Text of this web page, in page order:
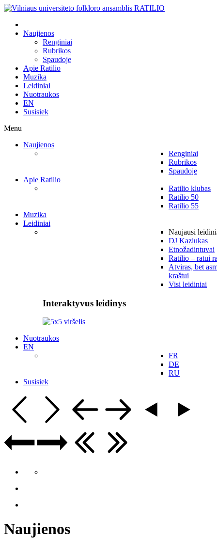
Naujienos
Renginiai
Rubrikos
Spaudoje
Apie Ratilio
Muzika
Leidiniai
Nuotraukos
EN
Susisiek
Menu
Naujienos
Renginiai
Rubrikos
Spaudoje
Apie Ratilio
Ratilio klubas
Ratilio 50
Ratilio 55
Muzika
Leidiniai
Naujausi
DJ Kaziukas
Etnožadintuvai
Ratilio – ratui
Atviras, bet
kraštui
Visi leidiniai
Interaktyvus leidinys
Nuotraukos
EN
FR
DE
RU
Susisiek
Naujienos